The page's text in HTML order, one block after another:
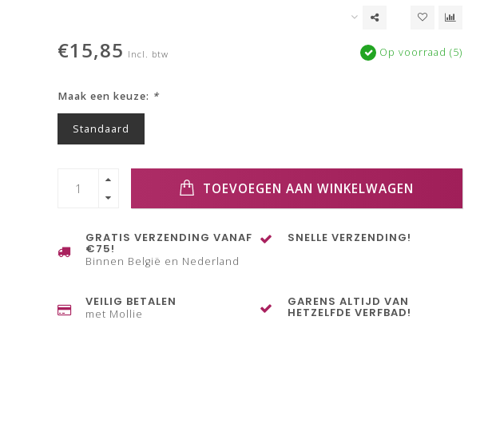
€15,85 Incl. btw Op voorraad (5)
Maak een keuze: *
Standaard
TOEVOEGEN AAN WINKELWAGEN
GRATIS VERZENDING VANAF
€75!
Binnen België en Nederland
SNELLE VERZENDING!
VEILIG BETALEN
met Mollie
GARENS ALTIJD VAN
HETZELFDE VERFBAD!